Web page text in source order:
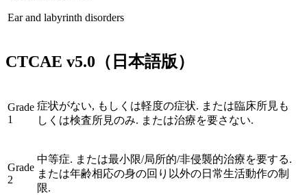
Ear and labyrinth disorders
CTCAE v5.0 （日本語版）
Grade
1
症状がない, もしくは軽度の症状. または臨床所見も
しくは検査所見のみ. または治療を要さない.
Grade
2
中等症. または最小限/局所的/非侵襲的治療を要する.
または年齢相応の身の回り以外の日常生活動作の制
限.